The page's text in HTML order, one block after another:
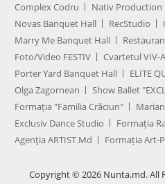
Complex Codru
Nativ Production
Novas Banquet Hall
RecStudio
Marry Me Banquet Hall
Foto/Video FESTIV
Cvartetul VIV-
Porter Yard Banquet Hall
ELITE
Olga Zagornean
Show Ballet
Formația "Familia Crăciun"
Exclusiv Dance Studio
Formația
Agenţia ARTIST.md
Formația Art-
Copyright © 2026 Nunta.md. All